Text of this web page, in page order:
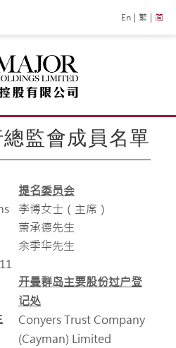
En 繁 简
監會成員名單
提名委员会
李博女士（主席）
萧承德先生
余季华先生
开曼群岛主要股份过户登
记处
Conyers Trust Company
(Cayman) Limited